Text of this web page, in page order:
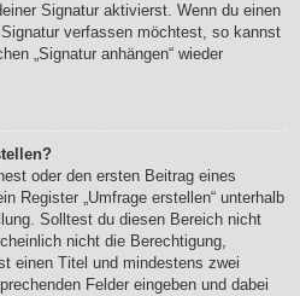
Signatur aktivierst. Wenn du einen
verfassen möchtest, so kannst
„Signatur anhängen“ wieder
oder den ersten Beitrag eines
Register „Umfrage erstellen“ unterhalb
Solltest du diesen Bereich nicht
nicht die Berechtigung,
einen Titel und mindestens zwei
Felder eingeben und dabei